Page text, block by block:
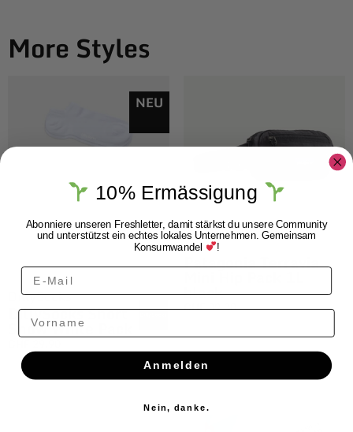
More Styles
NEU
DillySocks
DillySocks Short
Snow White Pack
Patagonia Terravia
black
CHF39.00
10% Ermässigung
Abonniere unseren Freshletter, damit stärkst du unsere Community
und unterstützst ein echtes lokales Unternehmen. Gemeinsam
Konsumwandel !
Vorname
Anmelden
Nein, danke.